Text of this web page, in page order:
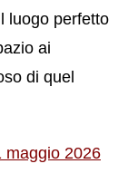
luogo perfetto
ai
di quel
maggio 2026